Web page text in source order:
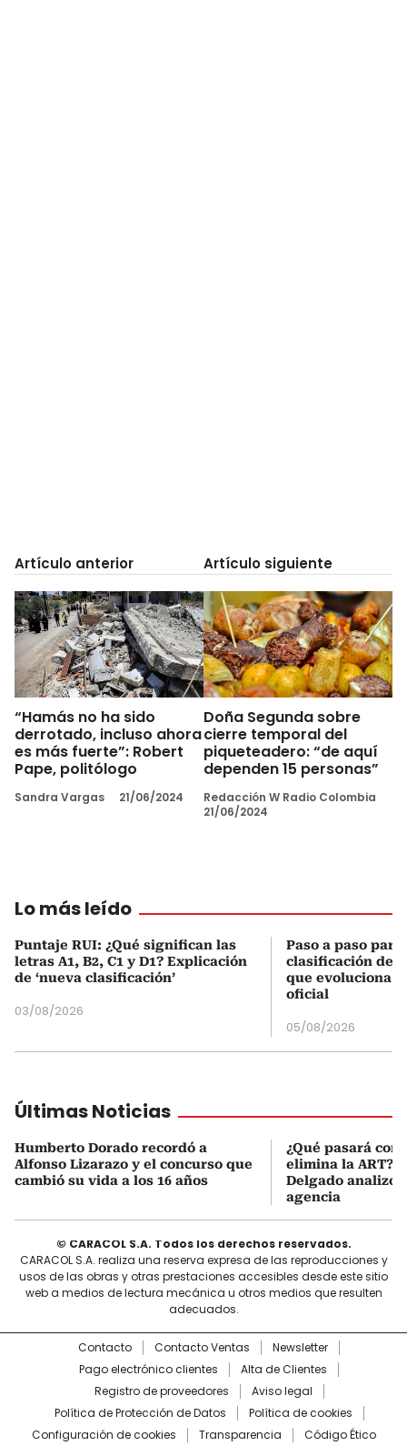
Artículo anterior
“Hamás no ha sido
derrotado, incluso ahora
es más fuerte”: Robert
Pape, politólogo
Sandra Vargas 21/06/2024
Artículo siguiente
Doña Segunda sobre
cierre temporal del
piqueteadero: “de aquí
dependen 15 personas”
Redacción W Radio Colombia
21/06/2024
Lo más leído
Puntaje RUI: ¿Qué significan las
letras A1, B2, C1 y D1? Explicación
de ‘nueva clasificación’
03/08/2026
Paso a paso
clasificación del
que evoluciona
oficial
05/08/2026
Últimas Noticias
Humberto Dorado recordó a
Alfonso Lizarazo y el concurso que
cambió su vida a los 16 años
¿Qué pasará con
elimina la ART?
Delgado analizó
agencia
© CARACOL S.A. Todos los derechos reservados.
CARACOL S.A. realiza una reserva expresa de las reproducciones y
usos de las obras y otras prestaciones accesibles desde este sitio
web a medios de lectura mecánica u otros medios que resulten
adecuados.
Contacto Contacto Ventas
Newsletter
Pago electrónico clientes
Alta de Clientes
Registro de proveedores
Aviso legal
Política de Protección de Datos
Política de cookies
Configuración de cookies
Transparencia Código Ético